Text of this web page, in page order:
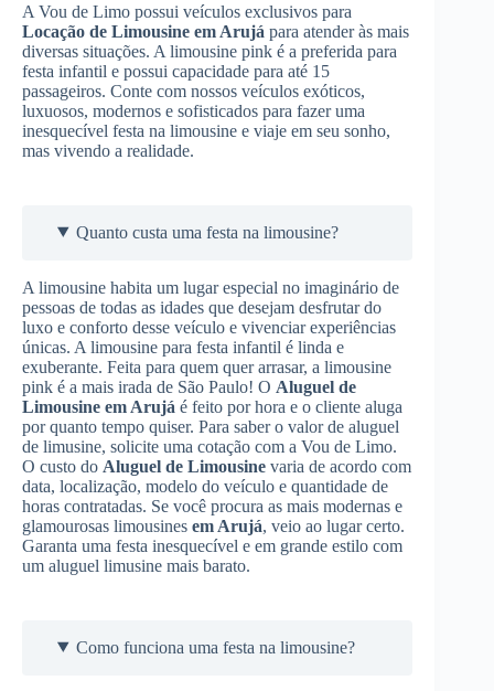
A Vou de Limo possui veículos exclusivos para
Locação de Limousine em Arujá para atender às mais
diversas situações. A limousine pink é a preferida para
festa infantil e possui capacidade para até 15
passageiros. Conte com nossos veículos exóticos,
luxuosos, modernos e sofisticados para fazer uma
inesquecível festa na limousine e viaje em seu sonho,
mas vivendo a realidade.
Quanto custa uma festa na limousine?
A limousine habita um lugar especial no imaginário de
pessoas de todas as idades que desejam desfrutar do
luxo e conforto desse veículo e vivenciar experiências
únicas. A limousine para festa infantil é linda e
exuberante. Feita para quem quer arrasar, a limousine
pink é a mais irada de São Paulo! O Aluguel de
Limousine em Arujá é feito por hora e o cliente aluga
por quanto tempo quiser. Para saber o valor de aluguel
de limusine, solicite uma cotação com a Vou de Limo.
O custo do Aluguel de Limousine varia de acordo com
data, localização, modelo do veículo e quantidade de
horas contratadas. Se você procura as mais modernas e
glamourosas limousines em Arujá, veio ao lugar certo.
Garanta uma festa inesquecível e em grande estilo com
um aluguel limusine mais barato.
Como funciona uma festa na limousine?